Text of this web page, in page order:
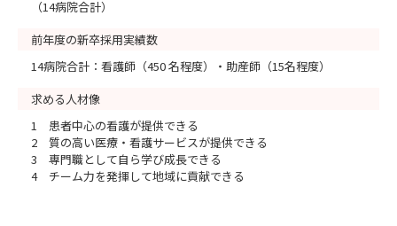
（14病院合計）
前年度の新卒採用実績数
14病院合計：看護師（450 名程度）・助産師（15名程度）
求める人材像
1 患者中心の看護が提供できる
2 質の高い医療・看護サービスが提供できる
3 専門職として自ら学び成長できる
4 チーム力を発揮して地域に貢献できる